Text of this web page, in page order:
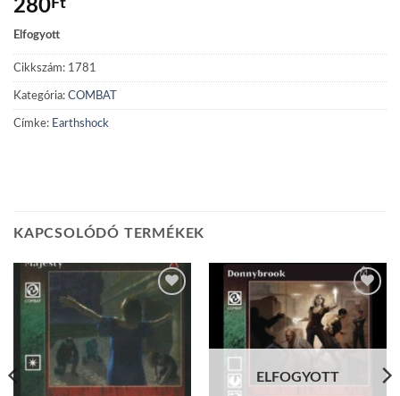
280Ft
Elfogyott
Cikkszám: 1781
Kategória: COMBAT
Címke: Earthshock
KAPCSOLÓDÓ TERMÉKEK
wishlist
Add to
wishlist
ELFOGYOTT